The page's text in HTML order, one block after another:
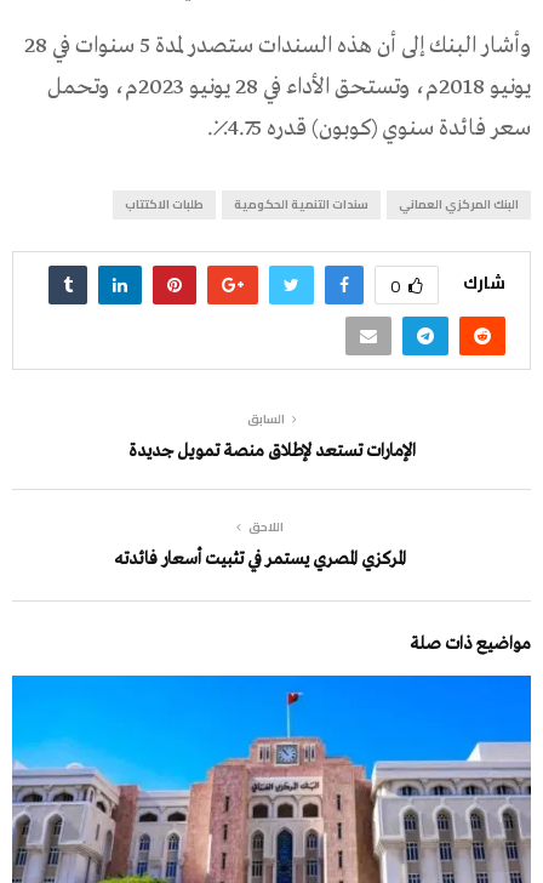
وأشار البنك إلى أن هذه السندات ستصدر لمدة 5 سنوات في 28
يونيو 2018م، وتستحق الأداء في 28 يونيو 2023م، وتحمل
سعر فائدة سنوي (كوبون) قدره 4.75٪.
البنك المركزي العماني سندات التنمية الحكومية طلبات الاكتتاب
شارك 0
السابق
الإمارات تستعد لإطلاق منصة تمويل جديدة
اللاحق
المركزي المصري يستمر في تثبيت أسعار فائدته
مواضيع ذات صلة